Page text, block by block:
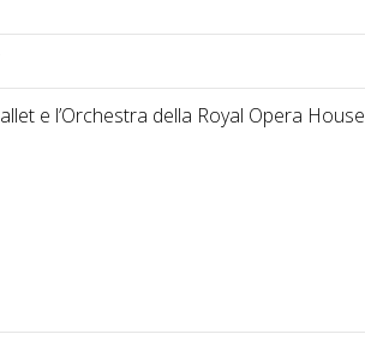
e l’Orchestra della Royal Opera House